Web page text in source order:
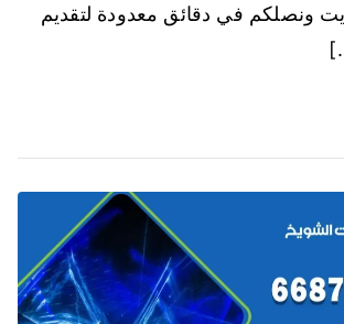
ونصلكم في دقائق معدودة لتقديم